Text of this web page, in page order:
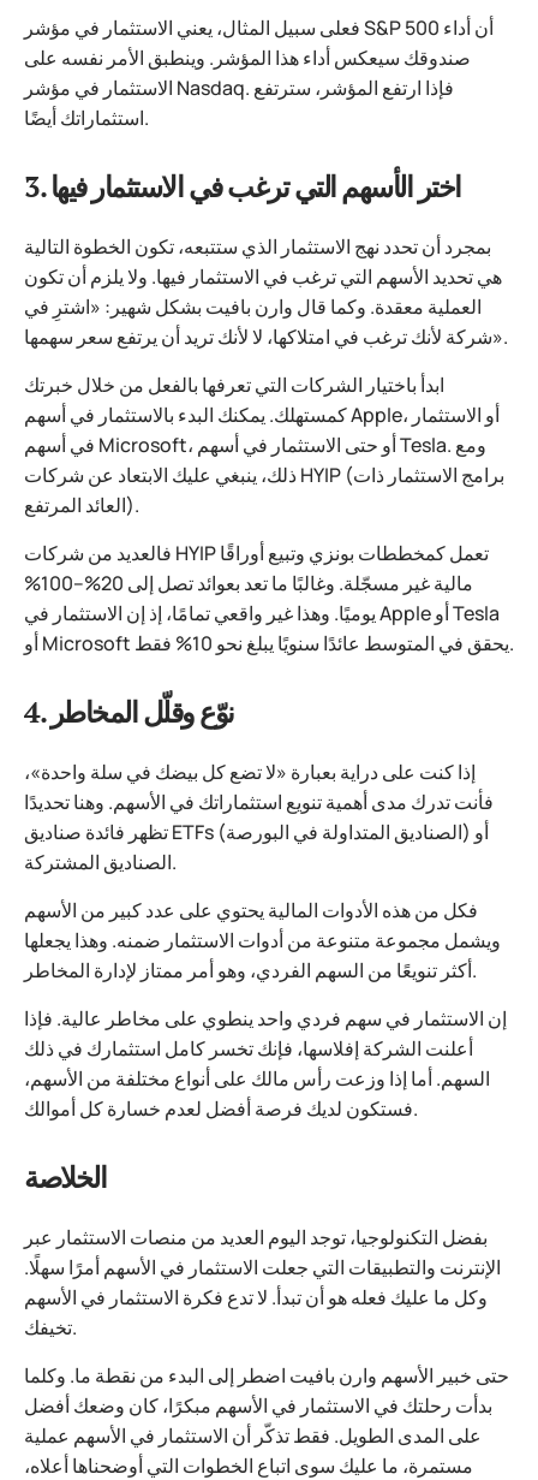
فعلى سبيل المثال، يعني الاستثمار في مؤشر S&P 500 أن أداء
صندوقك سيعكس أداء هذا المؤشر. وينطبق الأمر نفسه على
الاستثمار في مؤشر Nasdaq. فإذا ارتفع المؤشر، سترتفع
استثماراتك أيضًا.
3. اختر الأسهم التي ترغب في الاستثمار فيها
بمجرد أن تحدد نهج الاستثمار الذي ستتبعه، تكون الخطوة التالية
هي تحديد الأسهم التي ترغب في الاستثمار فيها. ولا يلزم أن تكون
العملية معقدة. وكما قال وارن بافيت بشكل شهير: «اشترِ في
شركة لأنك ترغب في امتلاكها، لا لأنك تريد أن يرتفع سعر سهمها».
ابدأ باختيار الشركات التي تعرفها بالفعل من خلال خبرتك
كمستهلك. يمكنك البدء بالاستثمار في أسهم Apple، أو الاستثمار
في أسهم Microsoft، أو حتى الاستثمار في أسهم Tesla. ومع
ذلك، ينبغي عليك الابتعاد عن شركات HYIP (برامج الاستثمار ذات
العائد المرتفع).
فالعديد من شركات HYIP تعمل كمخططات بونزي وتبيع أوراقًا
مالية غير مسجّلة. وغالبًا ما تعد بعوائد تصل إلى 20%–100%
يوميًا. وهذا غير واقعي تمامًا، إذ إن الاستثمار في Apple أو Tesla
أو Microsoft يحقق في المتوسط عائدًا سنويًا يبلغ نحو 10% فقط.
4. نوّع وقلّل المخاطر
إذا كنت على دراية بعبارة «لا تضع كل بيضك في سلة واحدة»،
فأنت تدرك مدى أهمية تنويع استثماراتك في الأسهم. وهنا تحديدًا
تظهر فائدة صناديق ETFs (الصناديق المتداولة في البورصة) أو
الصناديق المشتركة.
فكل من هذه الأدوات المالية يحتوي على عدد كبير من الأسهم
ويشمل مجموعة متنوعة من أدوات الاستثمار ضمنه. وهذا يجعلها
أكثر تنويعًا من السهم الفردي، وهو أمر ممتاز لإدارة المخاطر.
إن الاستثمار في سهم فردي واحد ينطوي على مخاطر عالية. فإذا
أعلنت الشركة إفلاسها، فإنك تخسر كامل استثمارك في ذلك
السهم. أما إذا وزعت رأس مالك على أنواع مختلفة من الأسهم،
فستكون لديك فرصة أفضل لعدم خسارة كل أموالك.
الخلاصة
بفضل التكنولوجيا، توجد اليوم العديد من منصات الاستثمار عبر
الإنترنت والتطبيقات التي جعلت الاستثمار في الأسهم أمرًا سهلًا.
وكل ما عليك فعله هو أن تبدأ. لا تدع فكرة الاستثمار في الأسهم
تخيفك.
حتى خبير الأسهم وارن بافيت اضطر إلى البدء من نقطة ما. وكلما
بدأت رحلتك في الاستثمار في الأسهم مبكرًا، كان وضعك أفضل
على المدى الطويل. فقط تذكّر أن الاستثمار في الأسهم عملية
مستمرة، ما عليك سوى اتباع الخطوات التي أوضحناها أعلاه،